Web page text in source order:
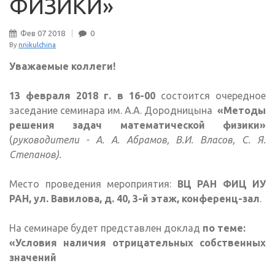
ФИЗИКИ»
Фев 07 2018 0
By nnikulchina
Уважаемые коллеги!
13 февраля 2018 г. в 16-00 состоится очередное
заседание семинара им. А.А. Дородницына «Методы
решения задач математической физики»
(руководители - А. А. Абрамов, В.И. Власов, С. Я.
Степанов).
Место проведения мероприятия: ВЦ РАН ФИЦ ИУ
РАН, ул. Вавилова, д. 40, 3-й этаж, конференц-зал.
На семинаре будет представлен доклад по теме:
«Условия наличия отрицательных собственных
значений